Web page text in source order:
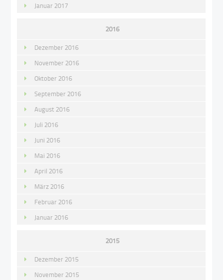
Januar 2017
2016
Dezember 2016
November 2016
Oktober 2016
September 2016
August 2016
Juli 2016
Juni 2016
Mai 2016
April 2016
März 2016
Februar 2016
Januar 2016
2015
Dezember 2015
November 2015